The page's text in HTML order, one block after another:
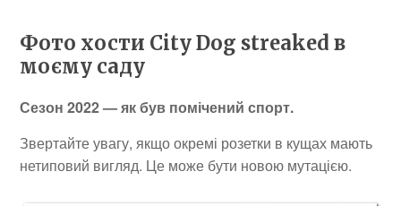
Фото хости City Dog streaked в
моєму саду
Сезон 2022 — як був помічений спорт.
Звертайте увагу, якщо окремі розетки в кущах мають
нетиповий вигляд. Це може бути новою мутацією.